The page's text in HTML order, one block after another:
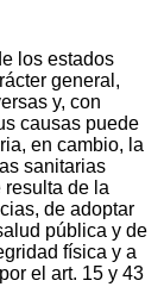
los estados
general,
y, con
causas puede
en cambio, la
sanitarias
de la
de adoptar
pública y de
física y a
el art. 15 y 43